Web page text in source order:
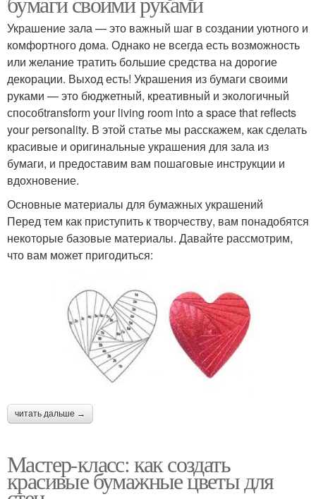
Украшение зала — это важный шаг в создании уютного и
комфортного дома. Однако не всегда есть возможность
или желание тратить большие средства на дорогие
декорации. Выход есть! Украшения из бумаги своими
руками — это бюджетный, креативный и экологичный
способtransform your living room into a space that reflects
your personality. В этой статье мы расскажем, как сделать
красивые и оригинальные украшения для зала из
бумаги, и предоставим вам пошаговые инструкции и
вдохновение.
Основные материалы для бумажных украшений
Перед тем как приступить к творчеству, вам понадобятся
некоторые базовые материалы. Давайте рассмотрим,
что вам может пригодиться:
читать дальше →
Мастер-класс: как создать
красивые бумажные цветы для